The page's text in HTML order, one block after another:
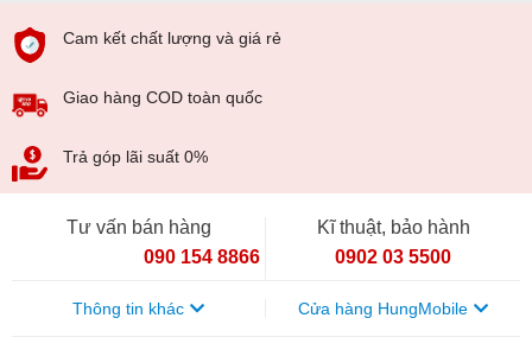
Cam kết chất lượng và giá rẻ
Giao hàng COD toàn quốc
Trả góp lãi suất 0%
Tư vấn bán hàng
090 154 8866
Kĩ thuật, bảo hành
0902 03 5500
Thông tin khác Cửa hàng HungMobile